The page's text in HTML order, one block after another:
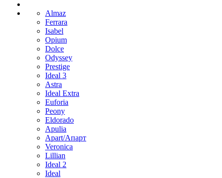
Almaz
Ferrara
Isabel
Opium
Dolce
Odyssey
Prestige
Ideal 3
Astra
Ideal Extra
Euforia
Peony
Eldorado
Apulia
Apart/Апарт
Veronica
Lillian
Ideal 2
Ideal